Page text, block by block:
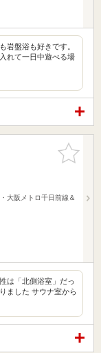
岩盤浴も好きです。
れて一日中遊べる場
お気に入
りに追加
大阪メトロ千日前線＆
は「北側浴室」だっ
ました サウナ室から